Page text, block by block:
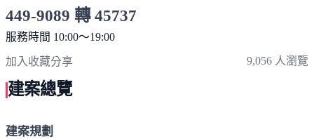
449-9089 轉 45737
服務時間 10:00～19:00
加入收藏分享 9,056 人瀏覽
建案總覽
建案規劃